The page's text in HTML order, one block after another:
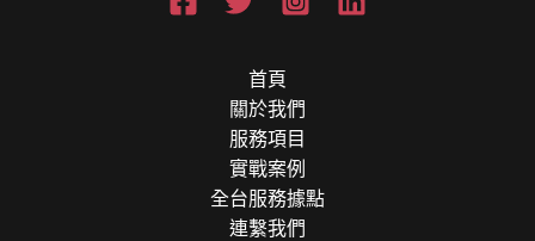
首頁
關於我們
服務項目
實戰案例
全台服務據點
連繫我們